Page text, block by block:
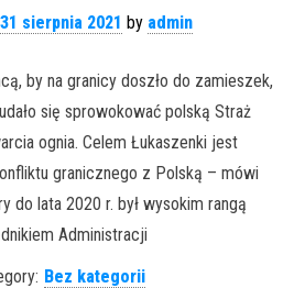
31 sierpnia 2021 by admin
by na granicy doszło do zamieszek,
się sprowokować polską Straż
ognia. Celem Łukaszenki jest
granicznego z Polską – mówi
do lata 2020 r. był wysokim rangą
Administracji
Bez kategorii